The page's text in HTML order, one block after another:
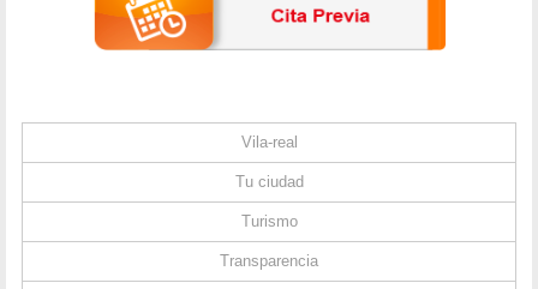
Vila-real
Tu ciudad
Turismo
Transparencia